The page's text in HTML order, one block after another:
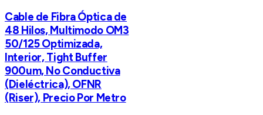
Cable de Fibra Óptica de
48 Hilos, Multimodo OM3
50/125 Optimizada,
Interior, Tight Buffer
900um, No Conductiva
(Dieléctrica), OFNR
(Riser), Precio Por Metro